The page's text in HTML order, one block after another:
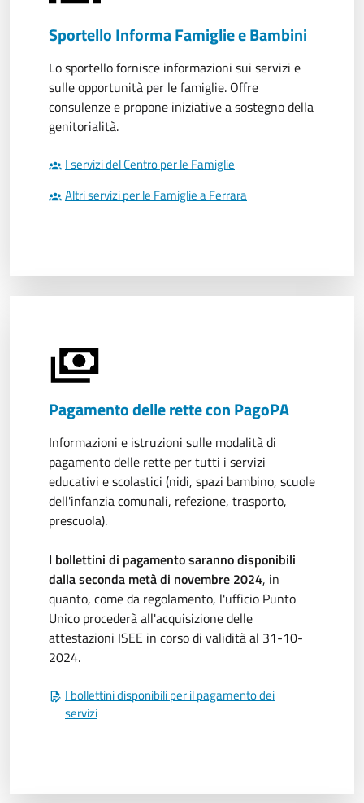
Sportello Informa Famiglie e Bambini
Lo sportello fornisce informazioni sui servizi e
sulle opportunità per le famiglie. Offre
consulenze e propone iniziative a sostegno della
genitorialità.
I servizi del Centro per le Famiglie
Altri servizi per le Famiglie a Ferrara
Pagamento delle rette con PagoPA
Informazioni e istruzioni sulle modalità di
pagamento delle rette per tutti i servizi
educativi e scolastici (nidi, spazi bambino, scuole
dell'infanzia comunali, refezione, trasporto,
prescuola).
I bollettini di pagamentosaranno disponibili
dalla seconda metà di novembre 2024, in
quanto, come da regolamento, l'ufficio Punto
Unico procederàall'acquisizione delle
attestazioni ISEE in corso di validità al 31-10-
2024.
I bollettini disponibili per il pagamento dei
servizi